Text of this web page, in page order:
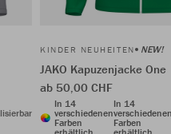
KINDER NEUHEITEN NEW!
JAKO Kapuzenjacke One
ab 50,00 CHF
In 14
verschiedenen
Farben
In 14
Farben